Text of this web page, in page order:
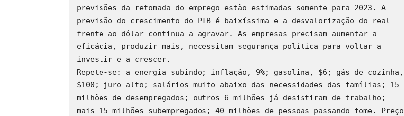
previsões da retomada do emprego estão estimadas somente para 2023. A
previsão do crescimento do PIB é baixíssima e a desvalorização do real
frente ao dólar continua a agravar. As empresas precisam aumentar a
eficácia, produzir mais, necessitam segurança política para voltar a
investir e a crescer.
Repete-se: a energia subindo; inflação, 9%; gasolina, $6; gás de cozinha,
$100; juro alto; salários muito abaixo das necessidades das famílias; 15
milhões de desempregados; outros 6 milhões já desistiram de trabalho;
mais 15 milhões subempregados; 40 milhões de pessoas passando fome. Preço